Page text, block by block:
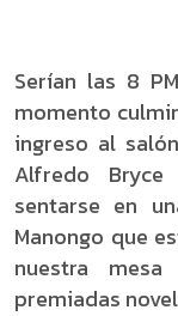
Serían las 8
momento
ingreso al
Alfredo
sentarse en
Manongo que
nuestra
premiadas